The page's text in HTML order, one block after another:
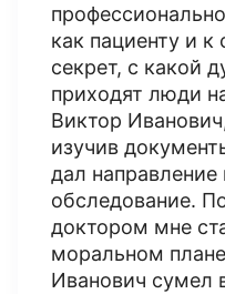
как пациенту и
секрет, с какой
приходят люди
Виктор
изучив
дал направление
обследование.
доктором мне
моральном
Иванович сумел